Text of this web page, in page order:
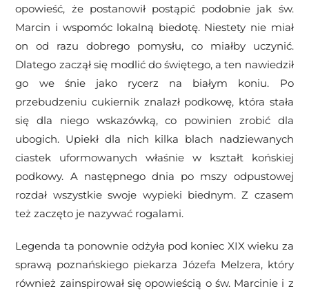
opowieść, że postanowił postąpić podobnie jak św.
Marcin i wspomóc lokalną biedotę. Niestety nie miał
on od razu dobrego pomysłu, co miałby uczynić.
Dlatego zaczął się modlić do świętego, a ten nawiedził
go we śnie jako rycerz na białym koniu. Po
przebudzeniu cukiernik znalazł podkowę, która stała
się dla niego wskazówką, co powinien zrobić dla
ubogich. Upiekł dla nich kilka blach nadziewanych
ciastek uformowanych właśnie w kształt końskiej
podkowy. A następnego dnia po mszy odpustowej
rozdał wszystkie swoje wypieki biednym. Z czasem
też zaczęto je nazywać rogalami.
Legenda ta ponownie odżyła pod koniec XIX wieku za
sprawą poznańskiego piekarza Józefa Melzera, który
również zainspirował się opowieścią o św. Marcinie i z